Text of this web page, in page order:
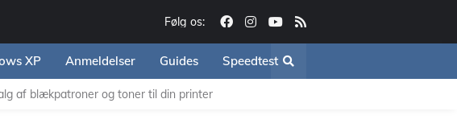
Følg os:
XP Anmeldelser Guides Speedtest
af blækpatroner og toner til din printer